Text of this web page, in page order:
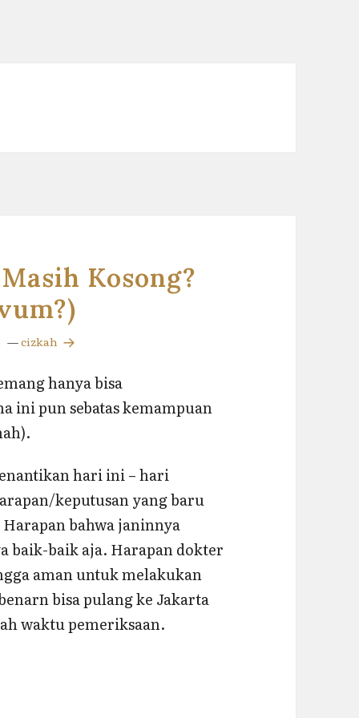
Kosong?
—cizkah
hanya bisa
ini pun sebatas kemampuan
hari ini – hari
keputusan yang baru
bahwa janinnya
baik-baik aja. Harapan dokter
aman untuk melakukan
bisa pulang ke Jakarta
waktu pemeriksaan.
Kosong? (Blight Ovum?)